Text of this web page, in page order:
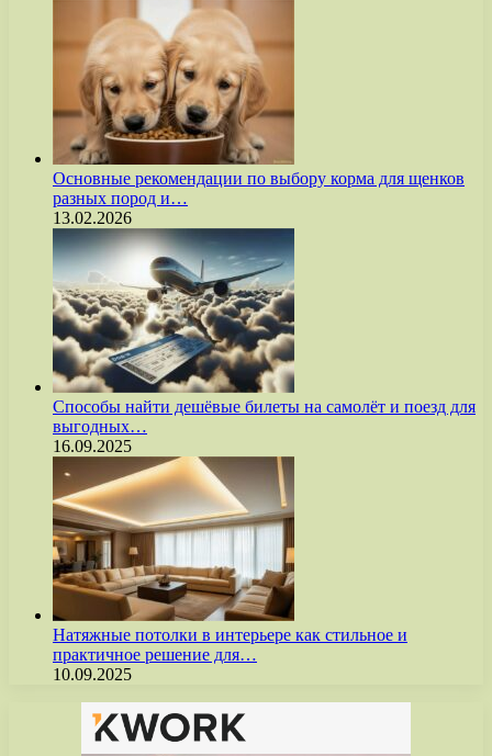
Основные рекомендации по выбору корма для щенков
разных пород и…
13.02.2026
Способы найти дешёвые билеты на самолёт и поезд для
выгодных…
16.09.2025
Натяжные потолки в интерьере как стильное и
практичное решение для…
10.09.2025